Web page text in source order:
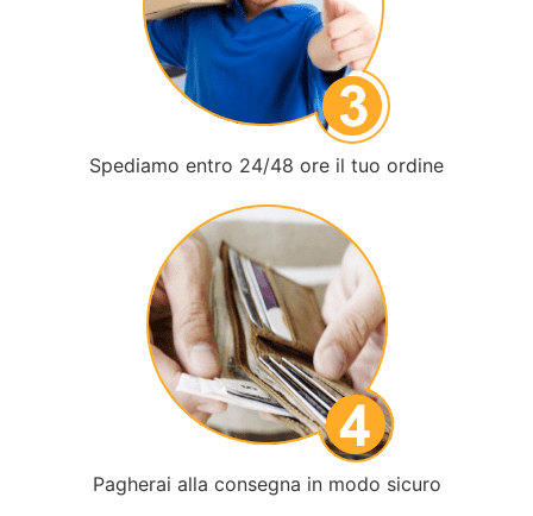
Spediamo entro 24/48 ore il tuo ordine
Pagherai alla consegna in modo sicuro